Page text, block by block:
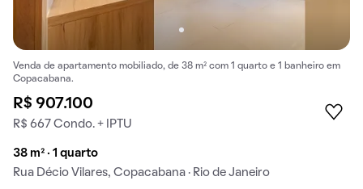
Venda de apartamento mobiliado, de 38 m² com 1 quarto e 1 banheiro em
Copacabana.
R$ 907.100
R$ 667 Condo. + IPTU
38 m² · 1 quarto
Rua Décio Vilares, Copacabana · Rio de Janeiro